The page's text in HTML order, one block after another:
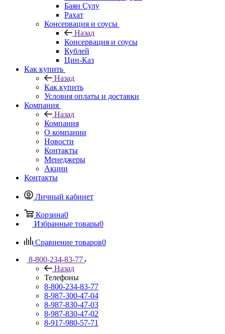
Баян Сулу
Рахат
Консервация и соусы
Назад
Консервация и соусы
Кублей
Цин-Каз
Как купить
Назад
Как купить
Условия оплаты и доставки
Компания
Назад
Компания
О компании
Новости
Контакты
Менеджеры
Акции
Контакты
Личный кабинет
Корзина0
Избранные товары0
Сравнение товаров0
8-800-234-83-77
Назад
Телефоны
8-800-234-83-77
8-987-300-47-04
8-987-830-47-03
8-987-830-47-02
8-917-980-57-71